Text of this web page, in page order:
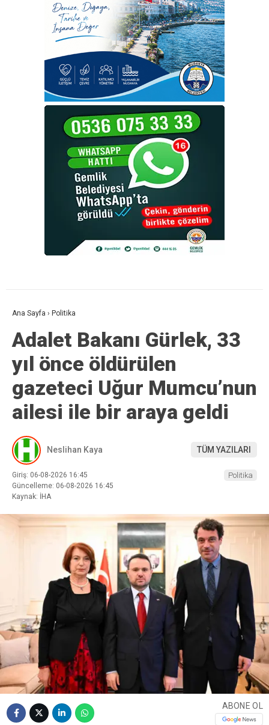
Ana Sayfa › Politika
Adalet Bakanı Gürlek, 33
yıl önce öldürülen
gazeteci Uğur Mumcu’nun
ailesi ile bir araya geldi
Neslihan Kaya TÜM YAZILARI
Giriş: 06-08-2026 16:45
Güncelleme: 06-08-2026 16:45
Kaynak: İHA
Politika
ABONE OL